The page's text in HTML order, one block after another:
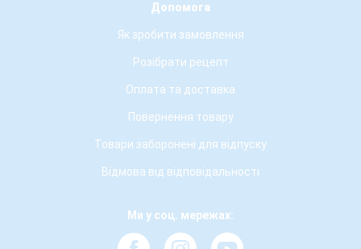
Допомога
Як зробити замовлення
Розібрати рецепт
Оплата та доставка
Повернення товару
Товари заборонені для відпуску
Відмова від відповідальності
Ми у соц. мережах: